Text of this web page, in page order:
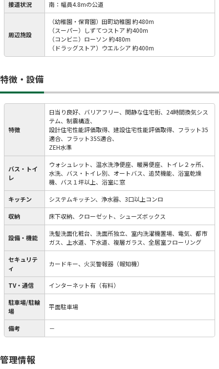
接道状況 南：幅員4.8mの公道
周辺施設
（幼稚園・保育園）田町幼稚園 約480m
（スーパー）しずてつストア 約400m
（コンビニ）ローソン 約480m
（ドラッグストア）ウエルシア 約400m
特徴・設備
特徴
日当り良好、バリアフリー、閑静な住宅街、24時間換気シス
テム、制震構造、
設計住宅性能評価取得、建設住宅性能評価取得、フラット35
適合、フラット35S適合、
ZEH水準
バス・トイ
レ
ウォシュレット、温水洗浄便座、暖房便座、トイレ２ヶ所、
水洗、バス・トイレ別、オートバス、追焚機能、浴室乾燥
機、バス１坪以上、浴室に窓
キッチン システムキッチン、浄水器、3口以上コンロ
収納 床下収納、クローゼット、シューズボックス
設備・機能
洗髪洗面化粧台、洗面所独立、室内洗濯機置場、電気、都市
ガス、上水道、下水道、複層ガラス、全居室フローリング
セキュリテ
ィ
カードキー、火災警報器（報知機）
TV・通信 インターネット有（有料）
駐車場/駐輪
場
平面駐車場
備考 －
管理情報